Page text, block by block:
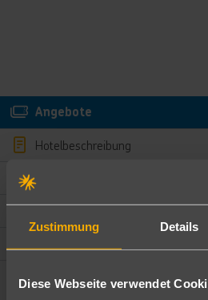
Zustimmung Details
Diese Webseite verwendet
Angebote
Hotelbeschreibung
Bewertungen